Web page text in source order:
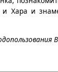
и Хара и